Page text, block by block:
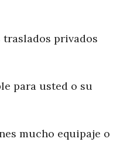
privados
para usted o su
mucho equipaje o